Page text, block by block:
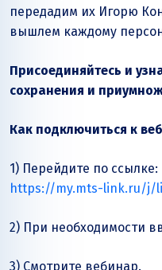
передадим их Игорю
вышлем каждому
Присоединяйтесь и
сохранения и
Как подключиться к
1) Перейдите по ссылке:
https://my.mts-link.ru/j/
2) При необходимости
3) Смотрите вебинар.